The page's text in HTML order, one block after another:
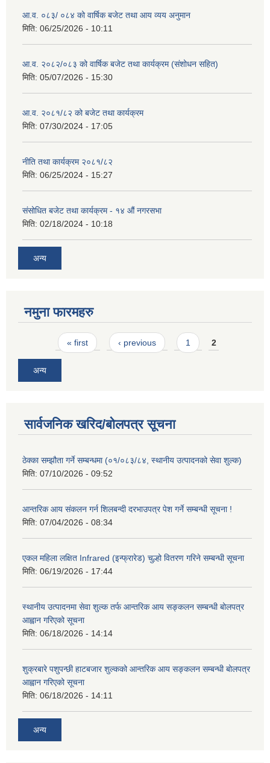
आ.व. ०८३/ ०८४ को वार्षिक बजेट तथा आय व्यय अनुमान
मिति: 06/25/2026 - 10:11
आ.व. २०८२/०८३ को वार्षिक बजेट तथा कार्यक्रम (संशोधन सहित)
मिति: 05/07/2026 - 15:30
आ.व. २०८१/८२ को बजेट तथा कार्यक्रम
मिति: 07/30/2024 - 17:05
नीति तथा कार्यक्रम २०८१/८२
मिति: 06/25/2024 - 15:27
संसोधित बजेट तथा कार्यक्रम - १४ औं नगरसभा
मिति: 02/18/2024 - 10:18
अन्य
नमुना फारमहरु
Pages« first ‹ previous 1 2
अन्य
सार्वजनिक खरिद/बोलपत्र सूचना
ठेक्का सम्झौता गर्ने सम्बन्धमा (०१/०८३/८४, स्थानीय उत्पादनको सेवा शुल्क)
मिति: 07/10/2026 - 09:52
आन्तरिक आय संकलन गर्न शिलबन्दी दरभाउपत्र पेश गर्ने सम्बन्धी सूचना !
मिति: 07/04/2026 - 08:34
एकल महिला लक्षित Infrared (इन्फ्रारेड) चुल्हो वितरण गरिने सम्बन्धी सूचना
मिति: 06/19/2026 - 17:44
स्थानीय उत्पादनमा सेवा शुल्क तर्फ आन्तरिक आय सङ्कलन सम्बन्धी बोलपत्र
आह्वान गरिएको सूचना
मिति: 06/18/2026 - 14:14
शुक्रबारे पशुपन्छी हाटबजार शुल्कको आन्तरिक आय सङ्कलन सम्बन्धी बोलपत्र
आह्वान गरिएको सूचना
मिति: 06/18/2026 - 14:11
अन्य